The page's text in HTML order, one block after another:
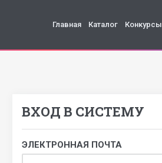
Главная Каталог Конкурсы
ВХОД В СИСТЕМУ
ЭЛЕКТРОННАЯ ПОЧТА